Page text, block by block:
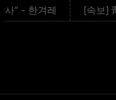
” - 한겨레 [속보]